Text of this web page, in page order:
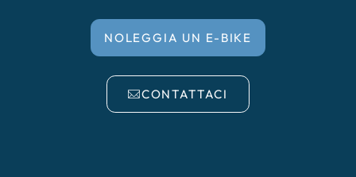
NOLEGGIA UN E-BIKE
CONTATTACI